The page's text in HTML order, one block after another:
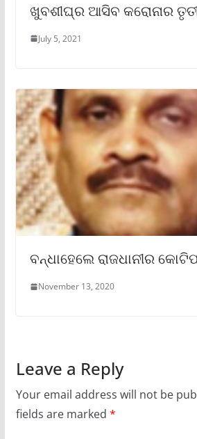
ଖୁବଶୀଘ୍ର ଆସିବ କରୋନାର
July 5, 2021
ବନ୍ଧାହେଲେ ରାଜଧାନୀର
November 13, 2020
Leave a Reply
Your email address will not be
fields are marked *